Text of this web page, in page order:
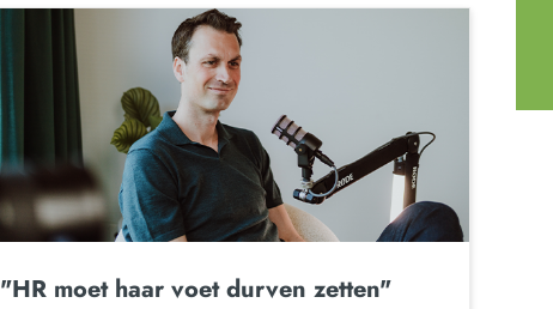
"HR moet haar voet durven zetten"